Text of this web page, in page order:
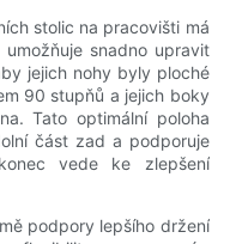
stolic na pracovišti má
snadno upravit
jejich nohy byly ploché
90 stupňů a jejich boky
Tato optimální poloha
část zad a podporuje
vede ke zlepšení
podpory lepšího držení